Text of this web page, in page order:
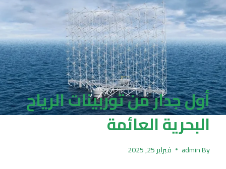
أول جدار من توربينات الرياح
البحرية العائمة
By
admin فبراير 25, 2025